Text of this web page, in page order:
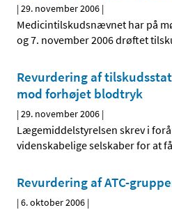
|29. november 2006 |
Medicintilskudsnævnet har på
og 7. november 2006 drøftet
Revurdering af
mod forhøjet blodtryk
|29. november 2006 |
Lægemiddelstyrelsen skrev i
videnskabelige selskaber for at
Revurdering af ATC-
|6. oktober 2006 |